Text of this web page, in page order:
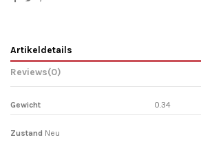
Artikeldetails
Reviews(0)
Gewicht 0.34
Zustand Neu